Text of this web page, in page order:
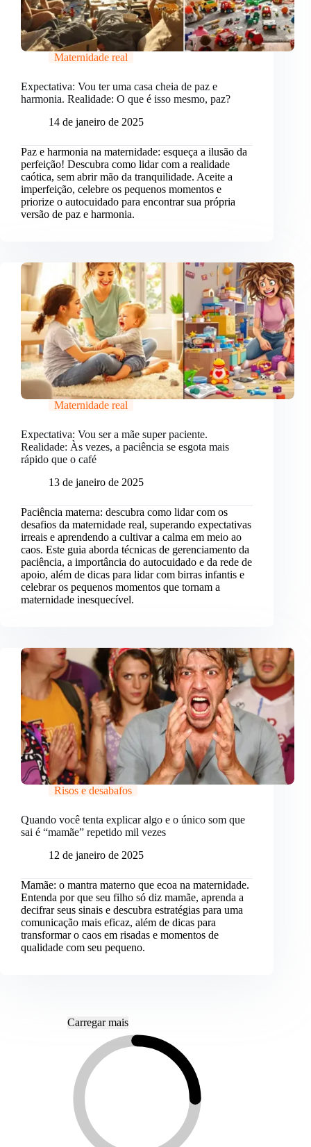
Maternidade real
Expectativa: Vou ter uma casa cheia de paz e
harmonia. Realidade: O que é isso mesmo, paz?
14 de janeiro de 2025
Paz e harmonia na maternidade: esqueça a ilusão da
perfeição! Descubra como lidar com a realidade
caótica, sem abrir mão da tranquilidade. Aceite a
imperfeição, celebre os pequenos momentos e
priorize o autocuidado para encontrar sua própria
versão de paz e harmonia.
Maternidade real
Expectativa: Vou ser a mãe super paciente.
Realidade: Às vezes, a paciência se esgota mais
rápido que o café
13 de janeiro de 2025
Paciência materna: descubra como lidar com os
desafios da maternidade real, superando expectativas
irreais e aprendendo a cultivar a calma em meio ao
caos. Este guia aborda técnicas de gerenciamento da
paciência, a importância do autocuidado e da rede de
apoio, além de dicas para lidar com birras infantis e
celebrar os pequenos momentos que tornam a
maternidade inesquecível.
Risos e desabafos
Quando você tenta explicar algo e o único som que
sai é “mamãe” repetido mil vezes
12 de janeiro de 2025
Mamãe: o mantra materno que ecoa na maternidade.
Entenda por que seu filho só diz mamãe, aprenda a
decifrar seus sinais e descubra estratégias para uma
comunicação mais eficaz, além de dicas para
transformar o caos em risadas e momentos de
qualidade com seu pequeno.
Carregar mais